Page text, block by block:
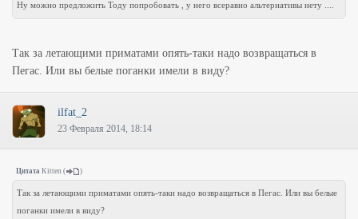
Ну можно предложить Тоду попробовать , у него всеравно альтернативы нету ....
Так за летающими приматами опять-таки надо возвращаться в
Пегас. Или вы белые поганки имели в виду?
ilfat_2
23 Февраля 2014, 18:14
Цитата Kitten ( )
Так за летающими приматами опять-таки надо возвращаться в Пегас. Или вы белые
поганки имели в виду?